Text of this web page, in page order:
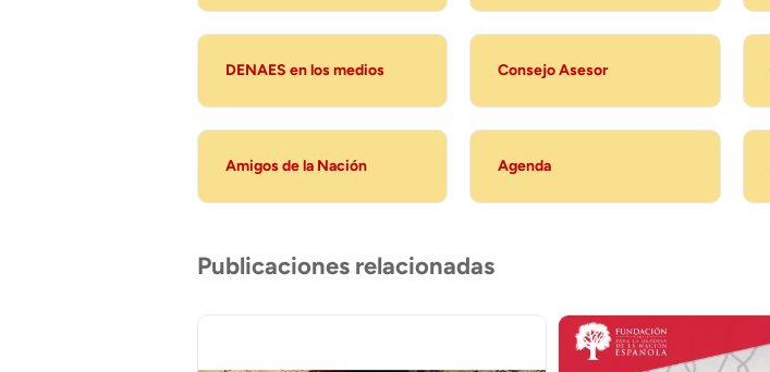
DENAES en los medios Consejo Asesor
Amigos de la Nación Agenda
Publicaciones relacionadas